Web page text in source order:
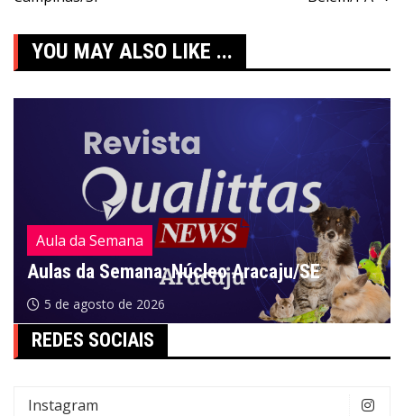
de
Post
YOU MAY ALSO LIKE ...
Aula da Semana
Aulas da Semana: Núcleo Aracaju/SE
5 de agosto de 2026
REDES SOCIAIS
Instagram